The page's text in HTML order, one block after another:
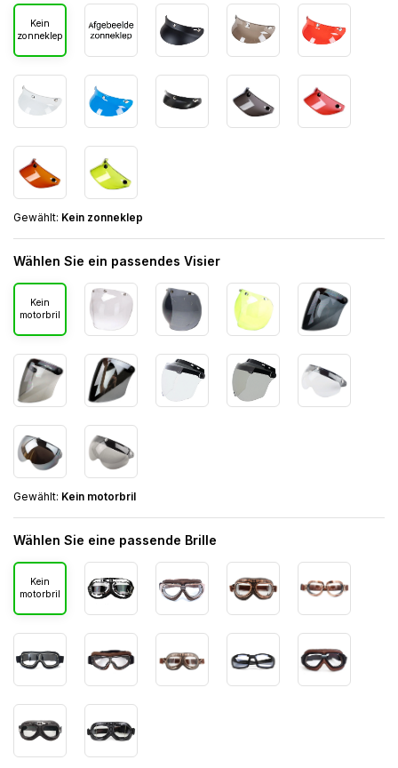
Kein
zonneklep
Gewählt: Kein zonneklep
Wählen Sie ein passendes Visier
Kein
motorbril
Gewählt: Kein motorbril
Wählen Sie eine passende Brille
Kein
motorbril